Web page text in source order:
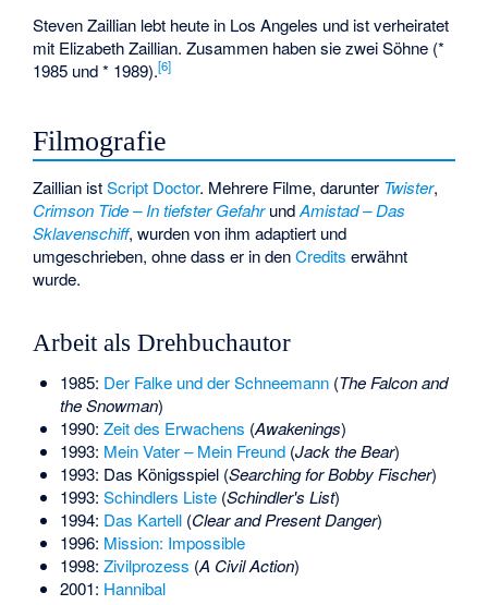
Steven Zaillian lebt heute in Los Angeles und ist verheiratet
mit Elizabeth Zaillian. Zusammen haben sie zwei Söhne (*
1985 und * 1989).[6]
Filmografie
Zaillian istScript Doctor. Mehrere Filme, darunter Twister,
Crimson Tide – In tiefster GefahrundAmistad – Das
Sklavenschiff, wurden von ihm adaptiert und
umgeschrieben, ohne dass er in denCredits erwähnt
wurde.
Arbeit als Drehbuchautor
1985: Der Falke und der Schneemann(The Falcon and
the Snowman)
1990: Zeit des Erwachens (Awakenings)
1993: Mein Vater – Mein Freund(Jack the Bear)
1993: Das Königsspiel (Searching for Bobby Fischer)
1993: Schindlers Liste(Schindler's List)
1994: Das Kartell(Clear and Present Danger)
1996: Mission: Impossible
1998: Zivilprozess (A Civil Action)
2001: Hannibal